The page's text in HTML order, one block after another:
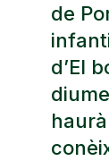
de
d’El